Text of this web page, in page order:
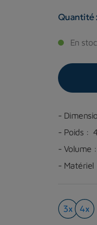
Quantité :
En
-
- Poids :
- Volume
- Matériel